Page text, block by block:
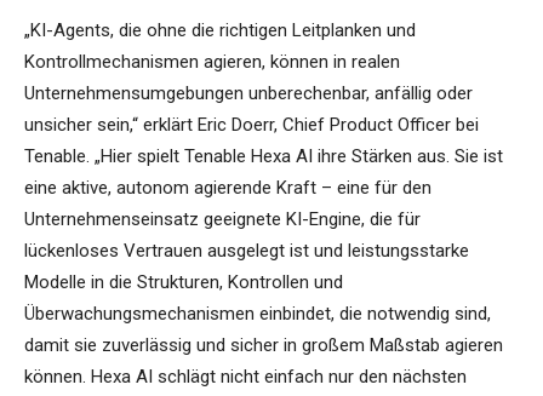
„KI-Agents, die ohne die richtigen Leitplanken und
Kontrollmechanismen agieren, können in realen
Unternehmensumgebungen unberechenbar, anfällig oder
unsicher sein,“ erklärt Eric Doerr, Chief Product Officer bei
Tenable. „Hier spielt Tenable Hexa AI ihre Stärken aus. Sie ist
eine aktive, autonom agierende Kraft – eine für den
Unternehmenseinsatz geeignete KI-Engine, die für
lückenloses Vertrauen ausgelegt ist und leistungsstarke
Modelle in die Strukturen, Kontrollen und
Überwachungsmechanismen einbindet, die notwendig sind,
damit sie zuverlässig und sicher in großem Maßstab agieren
können. Hexa AI schlägt nicht einfach nur den nächsten